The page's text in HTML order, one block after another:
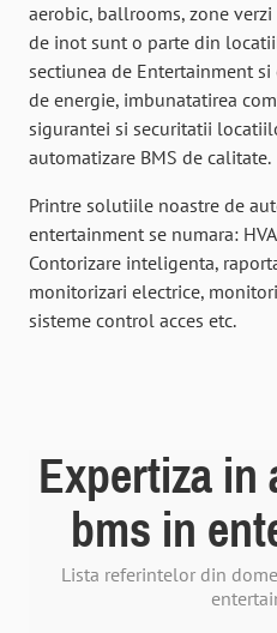
aerobic, ballrooms, zone
de inot sunt o parte din
sectiunea de Entertainment
de energie, imbunatatirea
sigurantei si securitatii
automatizare BMS de calitate.
Printre solutiile noastre de
entertainment se numara:
Contorizare inteligenta,
monitorizari electrice,
sisteme control acces etc.
Expertiza in
bms in
Lista referintelor din